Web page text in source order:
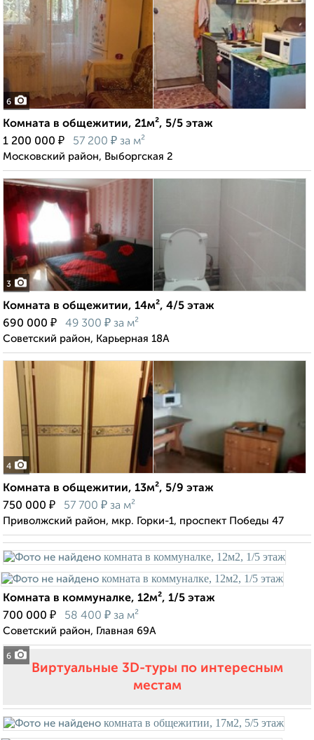
6
Комната в общежитии, 21м², 5/5 этаж
1 200 000 ₽ 57 200 ₽ за м²
Московский район, Выборгская 2
3
Комната в общежитии, 14м², 4/5 этаж
690 000 ₽ 49 300 ₽ за м²
Советский район, Карьерная 18А
4
Комната в общежитии, 13м², 5/9 этаж
750 000 ₽ 57 700 ₽ за м²
Приволжский район, мкр. Горки-1, проспект Победы 47
6
Комната в коммуналке, 12м², 1/5 этаж
700 000 ₽ 58 400 ₽ за м²
Советский район, Главная 69А
Виртуальные 3D-туры по интересным
местам